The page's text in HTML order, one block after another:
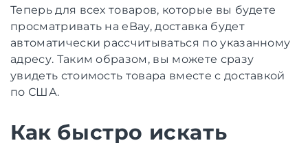
Теперь для всех товаров, которые вы будете
просматривать на eBay, доставка будет
автоматически рассчитываться по указанному
адресу. Таким образом, вы можете сразу
увидеть стоимость товара вместе с доставкой
по США.
Как быстро искать